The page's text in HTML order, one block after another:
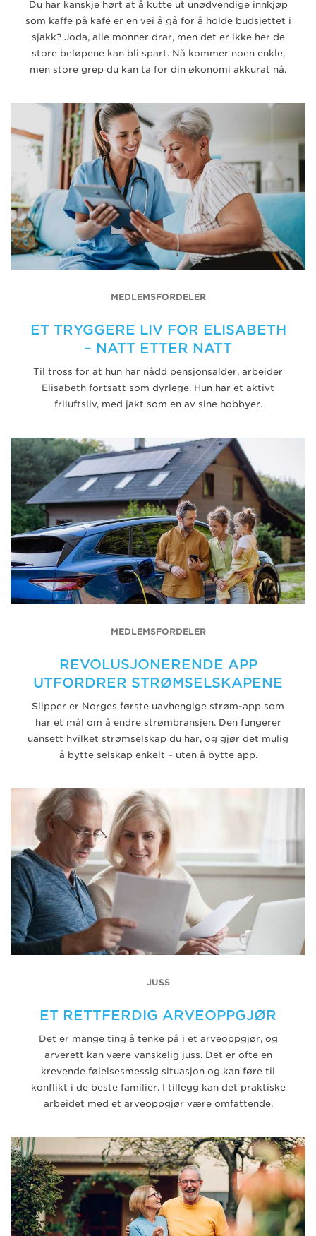
Du har kanskje hørt at å kutte ut unødvendige innkjøp
som kaffe på kafé er en vei å gå for å holde budsjettet i
sjakk? Joda, alle monner drar, men det er ikke her de
store beløpene kan bli spart. Nå kommer noen enkle,
men store grep du kan ta for din økonomi akkurat nå.
MEDLEMSFORDELER
ET TRYGGERE LIV FOR ELISABETH
– NATT ETTER NATT
Til tross for at hun har nådd pensjonsalder, arbeider
Elisabeth fortsatt som dyrlege. Hun har et aktivt
friluftsliv, med jakt som en av sine hobbyer.
MEDLEMSFORDELER
REVOLUSJONERENDE APP
UTFORDRER STRØMSELSKAPENE
Slipper er Norges første uavhengige strøm-app som
har et mål om å endre strømbransjen. Den fungerer
uansett hvilket strømselskap du har, og gjør det mulig
å bytte selskap enkelt – uten å bytte app.
JUSS
ET RETTFERDIG ARVEOPPGJØR
Det er mange ting å tenke på i et arveoppgjør, og
arverett kan være vanskelig juss. Det er ofte en
krevende følelsesmessig situasjon og kan føre til
konflikt i de beste familier. I tillegg kan det praktiske
arbeidet med et arveoppgjør være omfattende.